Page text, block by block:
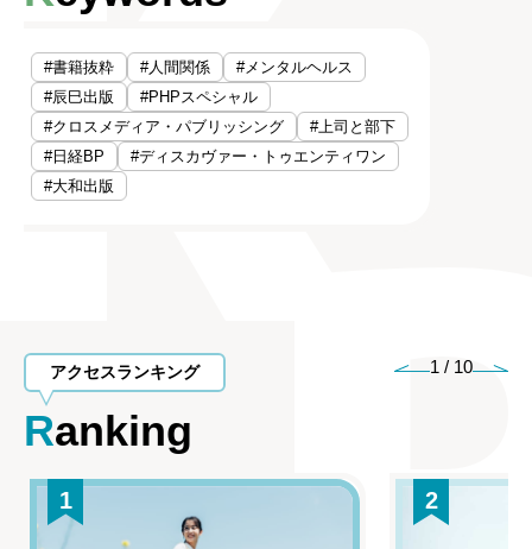
#書籍抜粋 #人間関係
#メンタルヘルス
#辰巳出版
#PHPスペシャル
#クロスメディア・パブリッシング
#上司と部下
#日経BP
#ディスカヴァー・トゥエンティワン
#大和出版
アクセスランキング
Ranking
1 / 10
1 2